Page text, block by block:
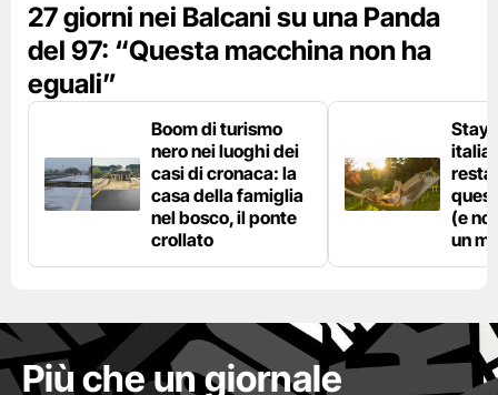
27 giorni nei Balcani su una Panda
del 97: “Questa macchina non ha
eguali”
Boom di turismo
nero nei luoghi dei
casi di cronaca: la
casa della famiglia
nel bosco, il ponte
crollato
resta
(e
un
Più che un giornale